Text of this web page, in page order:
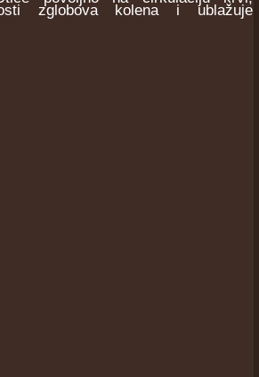
zglobova kolena i ublažuje